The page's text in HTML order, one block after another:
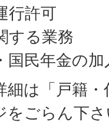
行許可
する業務
国民年金の
細は「戸籍
をごらん下